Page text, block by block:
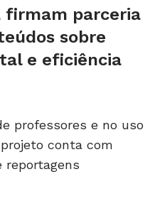
firmam parceria
sobre
e eficiência
professores e no uso
conta com
reportagens